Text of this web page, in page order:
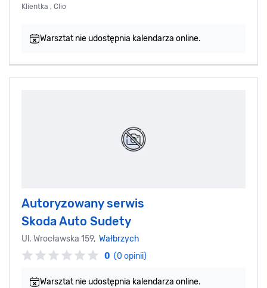
Klientka , Clio
Warsztat nie udostępnia kalendarza online.
Autoryzowany serwis
Skoda Auto Sudety
Ul. Wrocławska 159, Wałbrzych
0 (0 opinii)
Warsztat nie udostępnia kalendarza online.